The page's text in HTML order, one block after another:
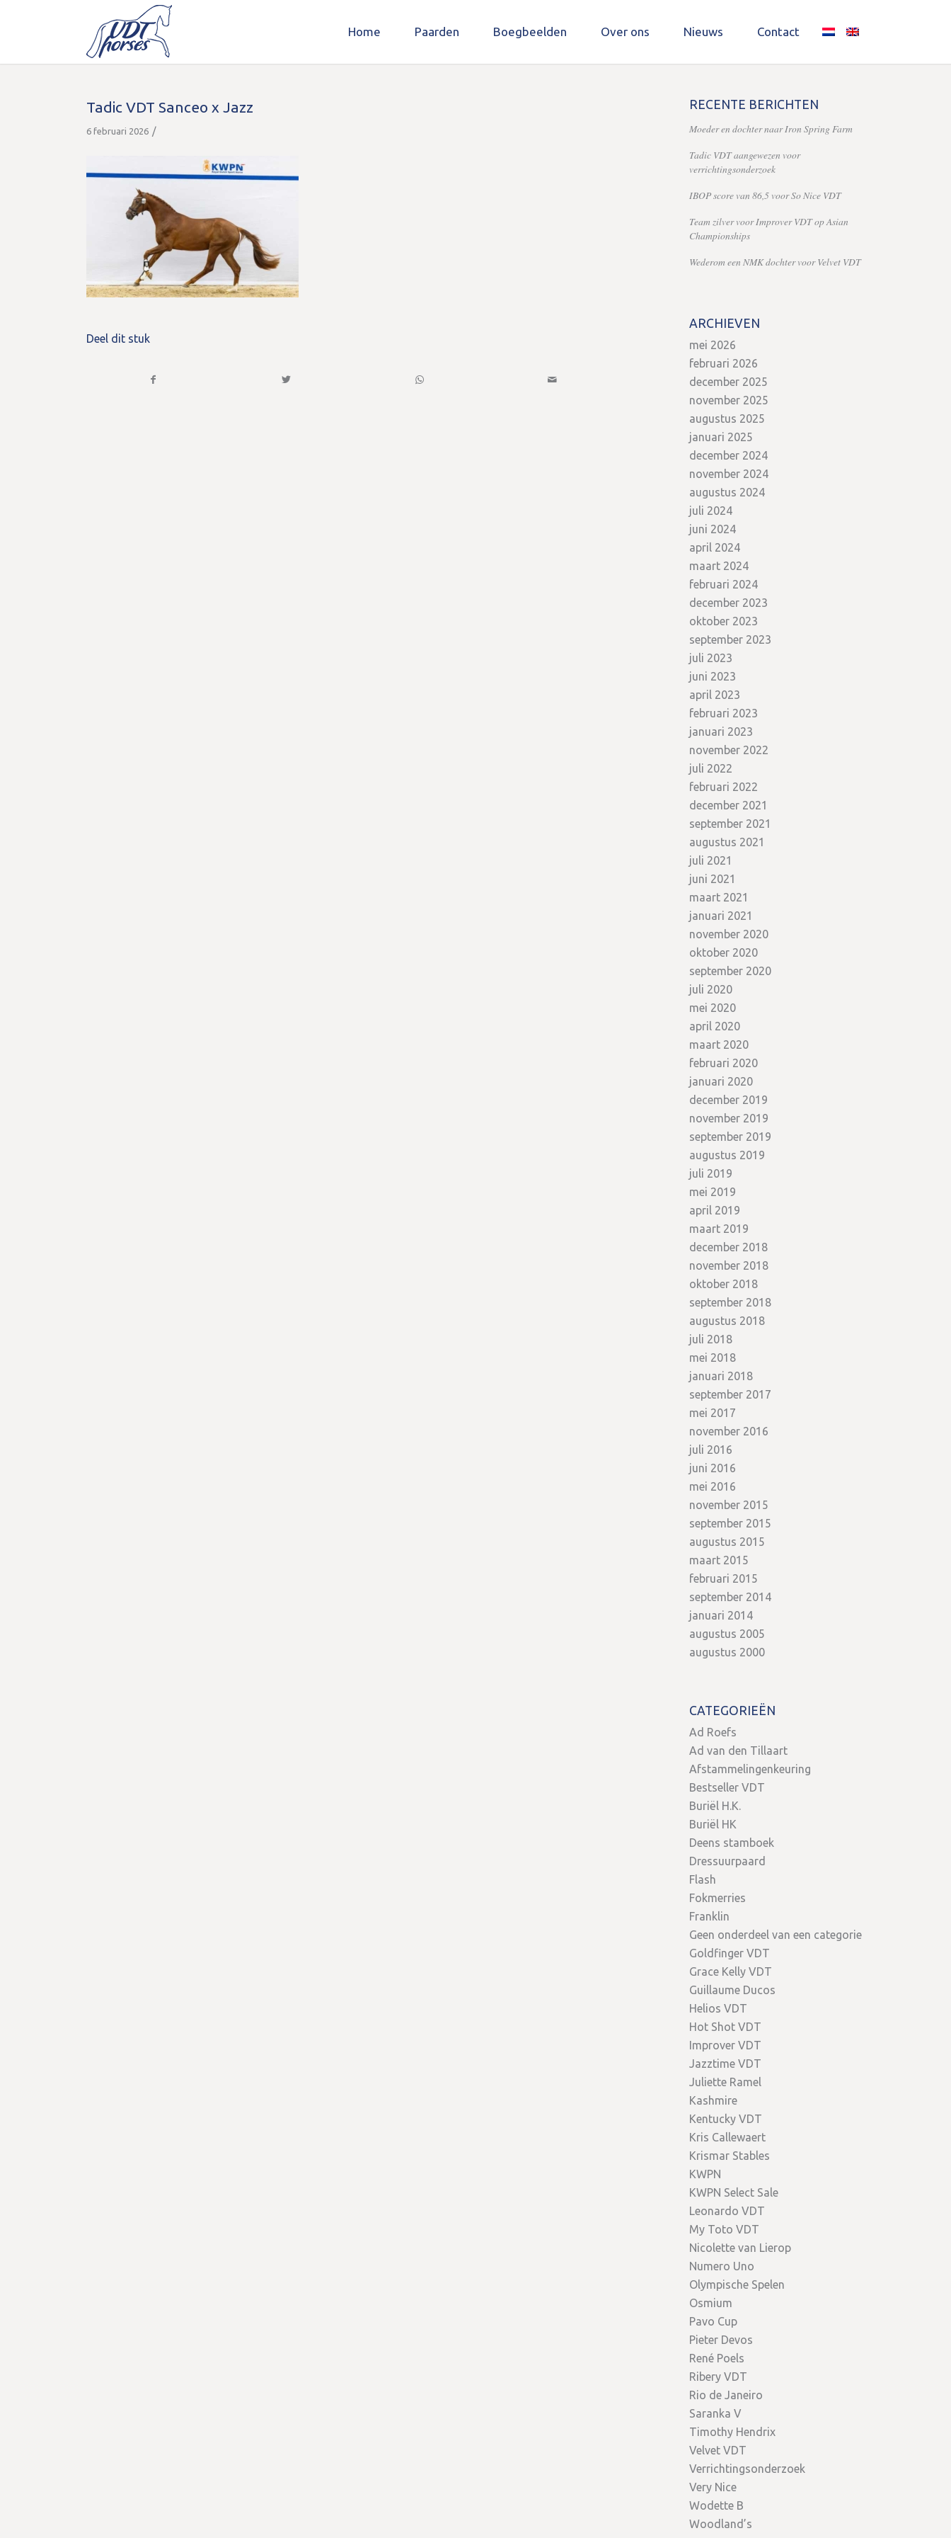
Home Paarden Boegbeelden Over ons Nieuws Contact
Tadic VDT Sanceo x Jazz
6 februari 2026 /
Deel dit stuk
RECENTE BERICHTEN
Moeder en dochter naar Iron Spring Farm
Tadic VDT aangewezen voor
verrichtingsonderzoek
IBOP score van 86,5 voor So Nice VDT
Team zilver voor Improver VDT op Asian
Championships
Wederom een NMK dochter voor Velvet VDT
ARCHIEVEN
mei 2026
februari 2026
december 2025
november 2025
augustus 2025
januari 2025
december 2024
november 2024
augustus 2024
juli 2024
juni 2024
april 2024
maart 2024
februari 2024
december 2023
oktober 2023
september 2023
juli 2023
juni 2023
april 2023
februari 2023
januari 2023
november 2022
juli 2022
februari 2022
december 2021
september 2021
augustus 2021
juli 2021
juni 2021
maart 2021
januari 2021
november 2020
oktober 2020
september 2020
juli 2020
mei 2020
april 2020
maart 2020
februari 2020
januari 2020
december 2019
november 2019
september 2019
augustus 2019
juli 2019
mei 2019
april 2019
maart 2019
december 2018
november 2018
oktober 2018
september 2018
augustus 2018
juli 2018
mei 2018
januari 2018
september 2017
mei 2017
november 2016
juli 2016
juni 2016
mei 2016
november 2015
september 2015
augustus 2015
maart 2015
februari 2015
september 2014
januari 2014
augustus 2005
augustus 2000
CATEGORIEËN
Ad Roefs
Ad van den Tillaart
Afstammelingenkeuring
Bestseller VDT
Buriël H.K.
Buriël HK
Deens stamboek
Dressuurpaard
Flash
Fokmerries
Franklin
Geen onderdeel van een categorie
Goldfinger VDT
Grace Kelly VDT
Guillaume Ducos
Helios VDT
Hot Shot VDT
Improver VDT
Jazztime VDT
Juliette Ramel
Kashmire
Kentucky VDT
Kris Callewaert
Krismar Stables
KWPN
KWPN Select Sale
Leonardo VDT
My Toto VDT
Nicolette van Lierop
Numero Uno
Olympische Spelen
Osmium
Pavo Cup
Pieter Devos
René Poels
Ribery VDT
Rio de Janeiro
Saranka V
Timothy Hendrix
Velvet VDT
Verrichtingsonderzoek
Very Nice
Wodette B
Woodland’s